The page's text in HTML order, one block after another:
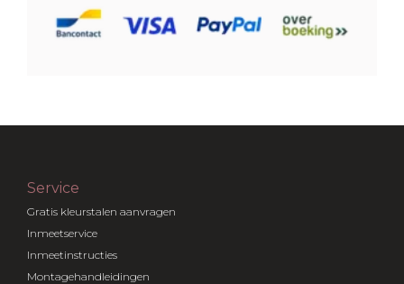
Service
Gratis kleurstalen aanvragen
Inmeetservice
Inmeetinstructies
Montagehandleidingen